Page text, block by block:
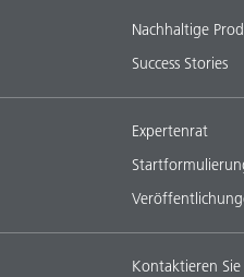
Nachhaltige
Success Stories
Expertenrat
Kontaktieren Sie